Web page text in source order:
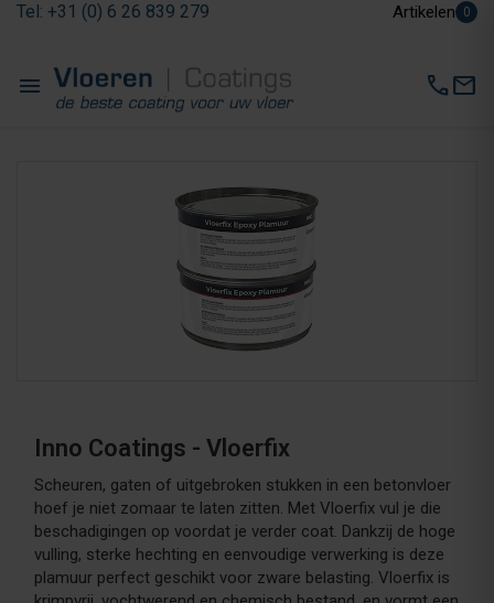
Tel: +31 (0) 6 26 839 279 Artikelen 0
menu callmail
Inno Coatings - Vloerfix
Scheuren, gaten of uitgebroken stukken in een betonvloer
hoef je niet zomaar te laten zitten. Met Vloerfix vul je die
beschadigingen op voordat je verder coat. Dankzij de hoge
vulling, sterke hechting en eenvoudige verwerking is deze
plamuur perfect geschikt voor zware belasting. Vloerfix is